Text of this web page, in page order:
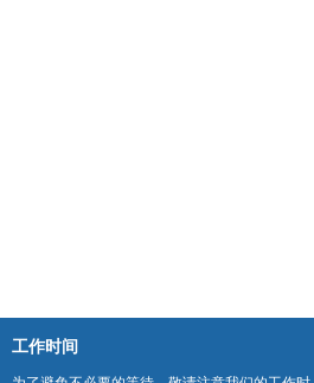
工作时间